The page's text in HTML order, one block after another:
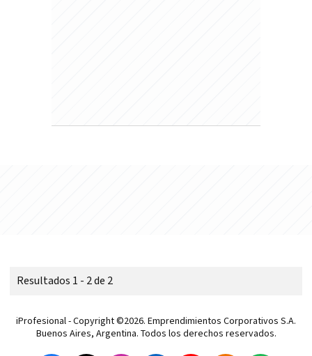
Resultados 1 - 2 de 2
iProfesional - Copyright ©2026. Emprendimientos Corporativos S.A.
Buenos Aires, Argentina. Todos los derechos reservados.